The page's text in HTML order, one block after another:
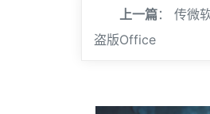
上一篇： 传微
盗版Office